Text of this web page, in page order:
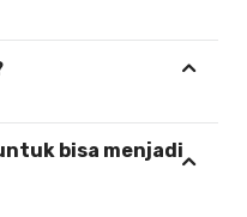
bisa menjadi